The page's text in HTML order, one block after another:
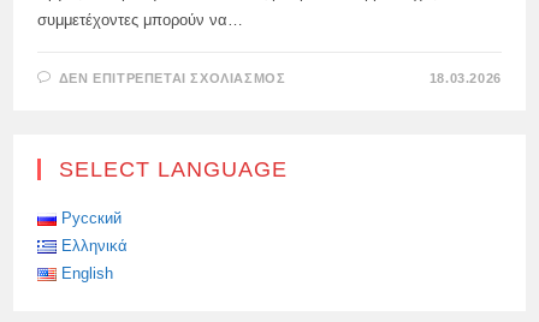
συμμετέχοντες μπορούν να…
ΔΕΝ ΕΠΙΤΡΈΠΕΤΑΙ ΣΧΟΛΙΑΣΜΌΣ
ΤΟΝ
18.03.2026
SELECT LANGUAGE
Русский
Ελληνικά
English